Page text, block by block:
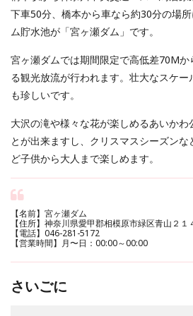
下車50分、橋本から車なら約30分の場
ム貯水池が「宮ヶ瀬ダム」です。
宮ヶ瀬ダムでは期間限定で高低差70M
る観光放流が行われます。壮大なスケ
も珍しいです。
大沢の滝や様々な花が楽しめるあいかわ
とが出来ますし、クリスマスシーズン
ど子供から大人まで楽しめます。
【名前】宮ヶ瀬ダム
【住所】神奈川県愛甲郡相模原市緑区青山２１
【電話】046-281-5172
【営業時間】月〜日：00:00～00:00
さいごに